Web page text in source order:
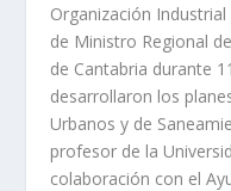
Organización
de Ministro Regional
de Cantabria durante
desarrollaron los
Urbanos y de
profesor de la
colaboración con el